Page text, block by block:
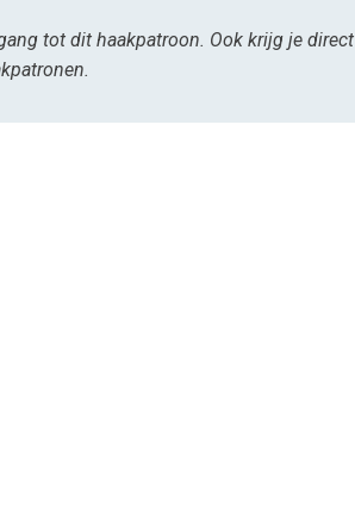
tot dit haakpatroon. Ook krijg je direct